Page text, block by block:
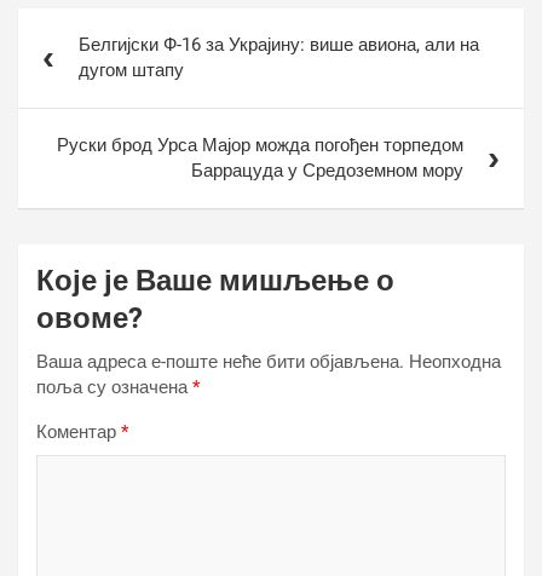
чланкаБелгијски Ф-16 за Украјину: више авиона, али на
дугом штапу
Руски брод Урса Мајор можда погођен торпедом
Баррацуда у Средоземном мору
Које је Ваше мишљење о
овоме?
Ваша адреса е-поште неће бити објављена. Неопходна
поља су означена*
Коментар *